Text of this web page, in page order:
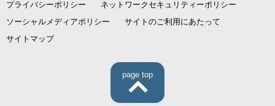
プライバシーポリシー
ネットワークセキュリティーポリシー
ソーシャルメディアポリシー
サイトのご利用にあたって
サイトマップ
page top